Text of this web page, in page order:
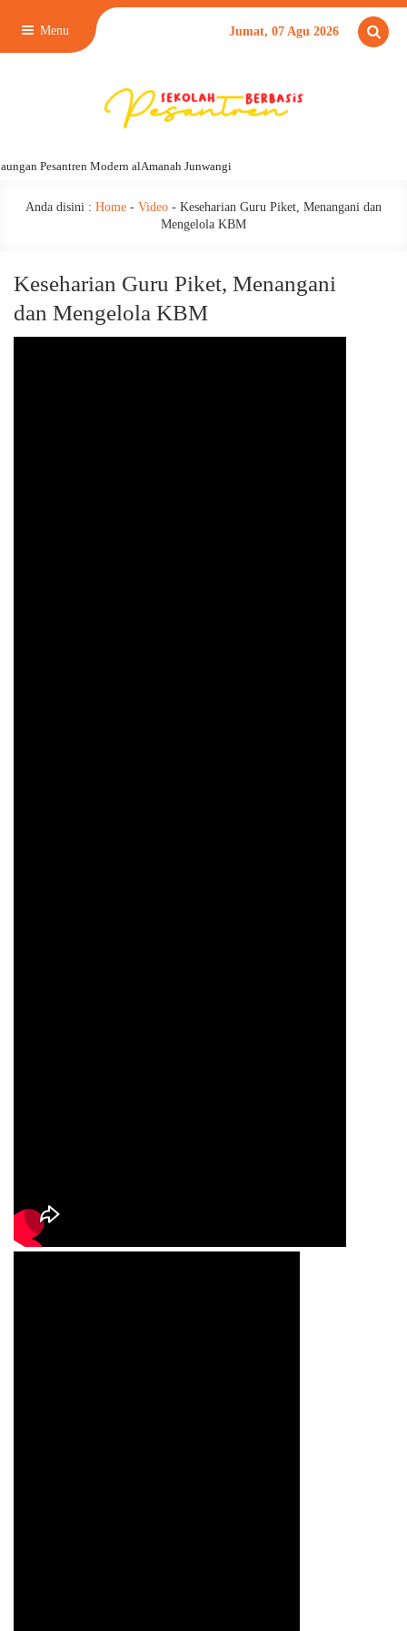
Menu Jumat, 07 Agu 2026
Pesantren Modern alAmanah Junwangi
Anda disini : Home - Video - Keseharian Guru Piket, Menangani dan
Mengelola KBM
Keseharian Guru Piket, Menangani
dan Mengelola KBM